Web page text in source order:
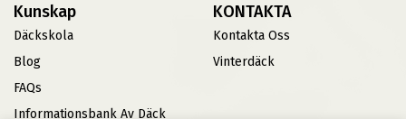
Kunskap
Däckskola
Blog
FAQs
Informationsbank Av Däck
KONTAKTA
Kontakta Oss
Vinterdäck